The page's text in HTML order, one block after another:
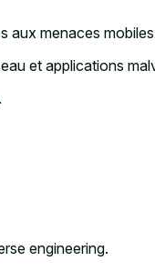
aux menaces
et applications
.
engineering.